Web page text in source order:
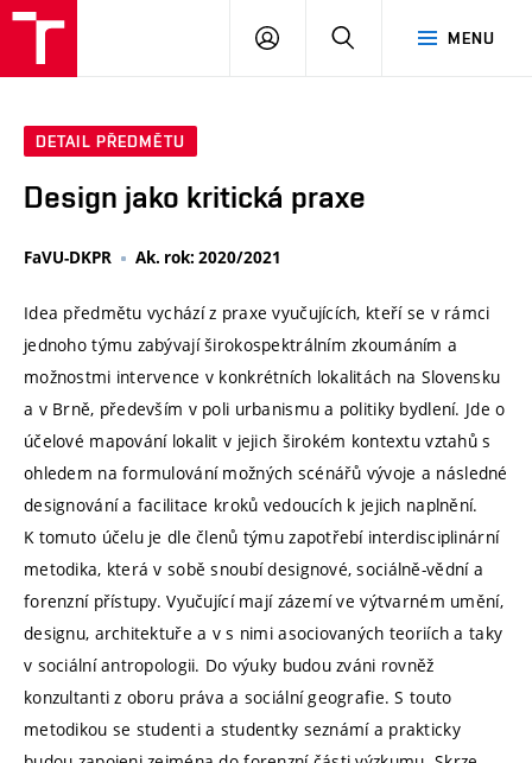
MENU
PŘIHLÁSIT
DETAIL PŘEDMĚTU
Design jako kritická praxe
FaVU-DKPR Ak. rok: 2020/2021
Idea předmětu vychází z praxe vyučujících, kteří se v rámci
jednoho týmu zabývají širokospektrálním zkoumáním a
možnostmi intervence v konkrétních lokalitách na Slovensku
a v Brně, především v poli urbanismu a politiky bydlení. Jde o
účelové mapování lokalit v jejich širokém kontextu vztahů s
ohledem na formulování možných scénářů vývoje a následné
designování a facilitace kroků vedoucích k jejich naplnění.
K tomuto účelu je dle členů týmu zapotřebí interdisciplinární
metodika, která v sobě snoubí designové, sociálně-vědní a
forenzní přístupy. Vyučující mají zázemí ve výtvarném umění,
designu, architektuře a v s nimi asociovaných teoriích a taky
v sociální antropologii. Do výuky budou zváni rovněž
konzultanti z oboru práva a sociální geografie. S touto
metodikou se studenti a studentky seznámí a prakticky